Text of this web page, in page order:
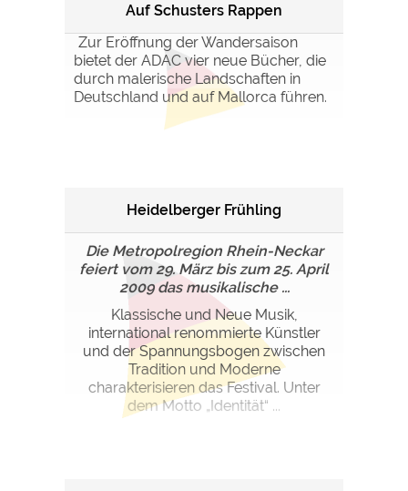
Auf Schusters Rappen
Zur Eröffnung der Wandersaison
bietet der ADAC vier neue Bücher, die
durch malerische Landschaften in
Deutschland und auf Mallorca führen.
Heidelberger Frühling
Die Metropolregion Rhein-Neckar
feiert vom 29. März bis zum 25. April
2009 das musikalische ...
Klassische und Neue Musik,
international renommierte Künstler
und der Spannungsbogen zwischen
Tradition und Moderne
charakterisieren das Festival. Unter
dem Motto „Identität“ ...